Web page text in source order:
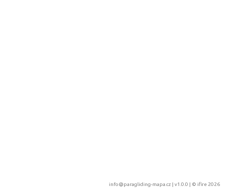
info@paragliding-mapa.cz | v1.0.0 | © ifire 2026